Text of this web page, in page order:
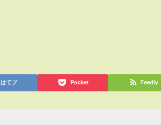
はてブ Pocket Feedly